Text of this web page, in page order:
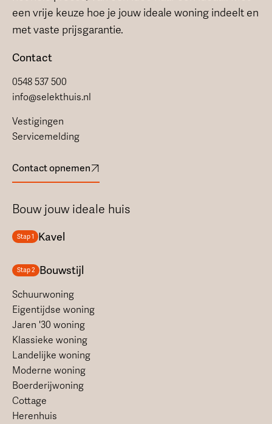
een vrije keuze hoe je jouw ideale woning indeelt en
met vaste prijsgarantie.
Contact
0548 537 500
info@selekthuis.nl
Vestigingen
Servicemelding
Contact opnemen
Bouw jouw ideale huis
Stap 1 Kavel
Stap 2 Bouwstijl
Schuurwoning
Eigentijdse woning
Jaren '30 woning
Klassieke woning
Landelijke woning
Moderne woning
Boerderijwoning
Cottage
Herenhuis